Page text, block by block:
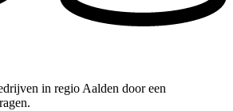
in regio Aalden door een